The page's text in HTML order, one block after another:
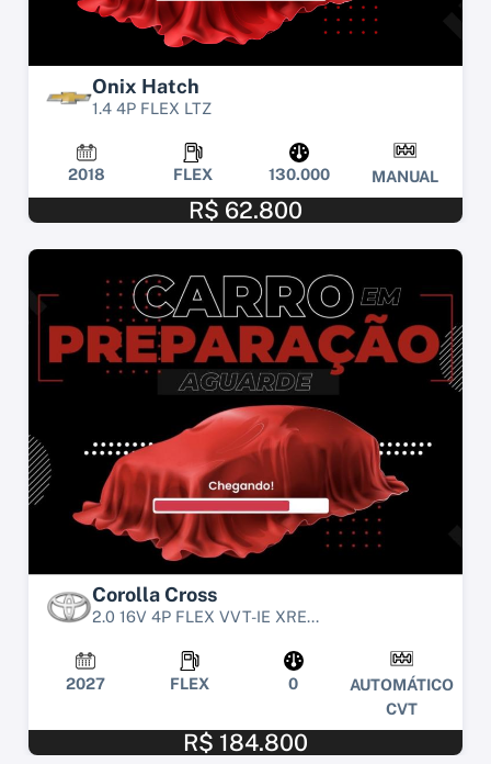
Onix Hatch
1.4 4P FLEX LTZ
2018 FLEX 130.000 MANUAL
R$ 62.800
Corolla Cross
2.0 16V 4P FLEX VVT-IE XRE...
2027 FLEX 0
AUTOMÁTICO
CVT
R$ 184.800